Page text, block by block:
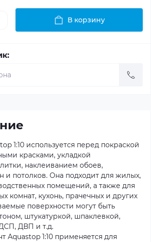
В корзину
1:10 используется перед покраской
красками, укладкой
наклеиванием обоев,
и потолков. Она подходит для жилых,
помещений, а также для
комнат, кухонь, прачечных и других
поверхности могут быть
штукатуркой, шпаклевкой,
ДВП и т.д.
Aquastop 1:10 применяется для